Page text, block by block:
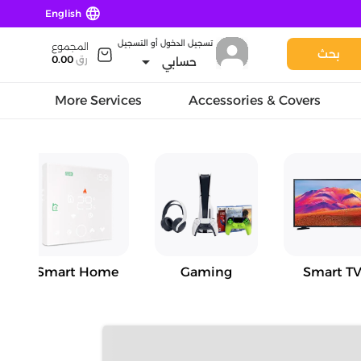
language
English
بحث
تسجيل الدخول أو التسجيل
حسابي arrow_drop_down
المجموع
رق 0.00
Accessories & Covers
More Services
Smart
Gaming
Smart Home